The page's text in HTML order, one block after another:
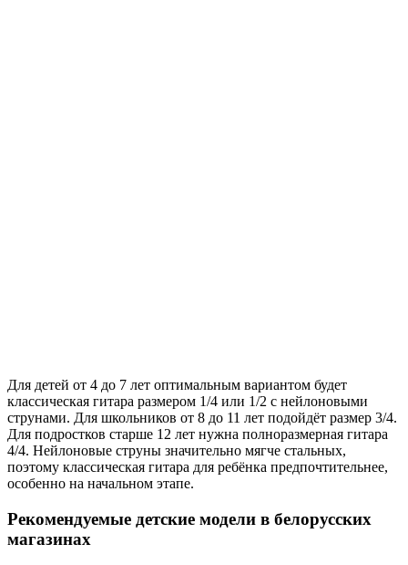
Для детей от 4 до 7 лет оптимальным вариантом будет
классическая гитара размером 1/4 или 1/2 с нейлоновыми
струнами. Для школьников от 8 до 11 лет подойдёт размер 3/4.
Для подростков старше 12 лет нужна полноразмерная гитара
4/4. Нейлоновые струны значительно мягче стальных,
поэтому классическая гитара для ребёнка предпочтительнее,
особенно на начальном этапе.
Рекомендуемые детские модели в белорусских
магазинах